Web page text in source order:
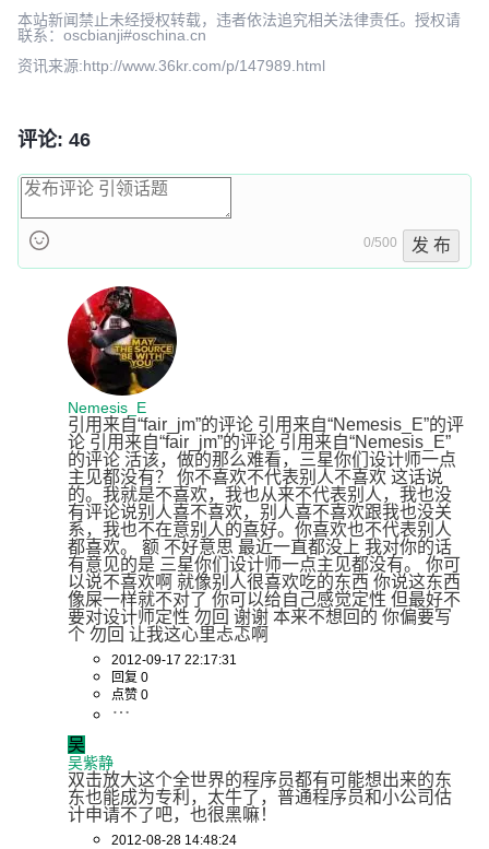
本站新闻禁止未经授权转载，违者依法追究相关法律责任。授权请
联系：oscbianji#oschina.cn
资讯来源:http://www.36kr.com/p/147989.html
评论: 46
0/500 发 布
Nemesis_E
引用来自“fair_jm”的评论 引用来自“Nemesis_E”的评
论 引用来自“fair_jm”的评论 引用来自“Nemesis_E”
的评论 活该，做的那么难看，三星你们设计师一点
主见都没有？ 你不喜欢不代表别人不喜欢 这话说
的。我就是不喜欢，我也从来不代表别人，我也没
有评论说别人喜不喜欢，别人喜不喜欢跟我也没关
系，我也不在意别人的喜好。你喜欢也不代表别人
都喜欢。 额 不好意思 最近一直都没上 我对你的话
有意见的是 三星你们设计师一点主见都没有。 你可
以说不喜欢啊 就像别人很喜欢吃的东西 你说这东西
像屎一样就不对了 你可以给自己感觉定性 但最好不
要对设计师定性 勿回 谢谢 本来不想回的 你偏要写
个 勿回 让我这心里忐忑啊
2012-09-17 22:17:31
回复 0
点赞 0
吴
吴紫静
双击放大这个全世界的程序员都有可能想出来的东
东也能成为专利，太牛了，普通程序员和小公司估
计申请不了吧，也很黑嘛！
2012-08-28 14:48:24